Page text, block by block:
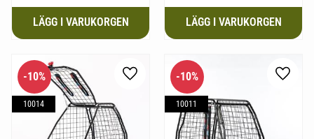
10%
10014
Lägg till i favoriter
10%
10011
Lägg